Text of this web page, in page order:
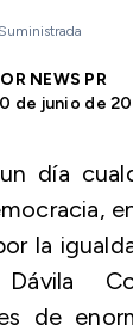
NEWS PR
de junio de
día
la
de